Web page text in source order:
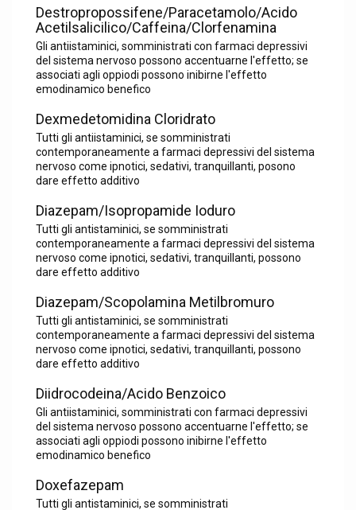
Destropropossifene/Paracetamolo/Acido
Acetilsalicilico/Caffeina/Clorfenamina
Gli antiistaminici, somministrati con farmaci depressivi
del sistema nervoso possono accentuarne l'effetto; se
associati agli oppiodi possono inibirne l'effetto
emodinamico benefico
Dexmedetomidina Cloridrato
Tutti gli antiistaminici, se somministrati
contemporaneamente a farmaci depressivi del sistema
nervoso come ipnotici, sedativi, tranquillanti, posono
dare effetto additivo
Diazepam/Isopropamide Ioduro
Tutti gli antistaminici, se somministrati
contemporaneamente a farmaci depressivi del sistema
nervoso come ipnotici, sedativi, tranquillanti, possono
dare effetto additivo
Diazepam/Scopolamina Metilbromuro
Tutti gli antistaminici, se somministrati
contemporaneamente a farmaci depressivi del sistema
nervoso come ipnotici, sedativi, tranquillanti, possono
dare effetto additivo
Diidrocodeina/Acido Benzoico
Gli antiistaminici, somministrati con farmaci depressivi
del sistema nervoso possono accentuarne l'effetto; se
associati agli oppiodi possono inibirne l'effetto
emodinamico benefico
Doxefazepam
Tutti gli antistaminici, se somministrati